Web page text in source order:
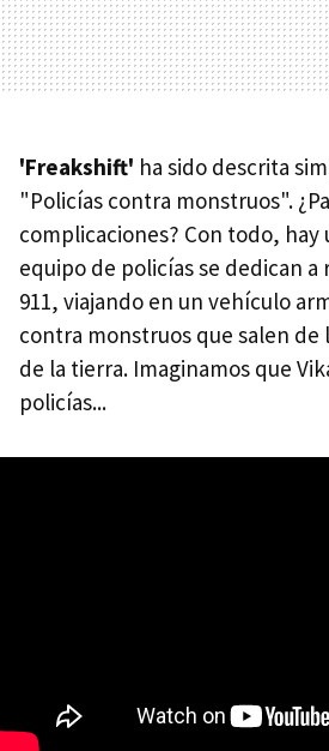
'Freakshift' ha sido descrita
"Policías contra monstruos".
complicaciones? Con todo, hay
equipo de policías se dedican a
911, viajando en un vehículo
contra monstruos que salen
de la tierra. Imaginamos que
policías...